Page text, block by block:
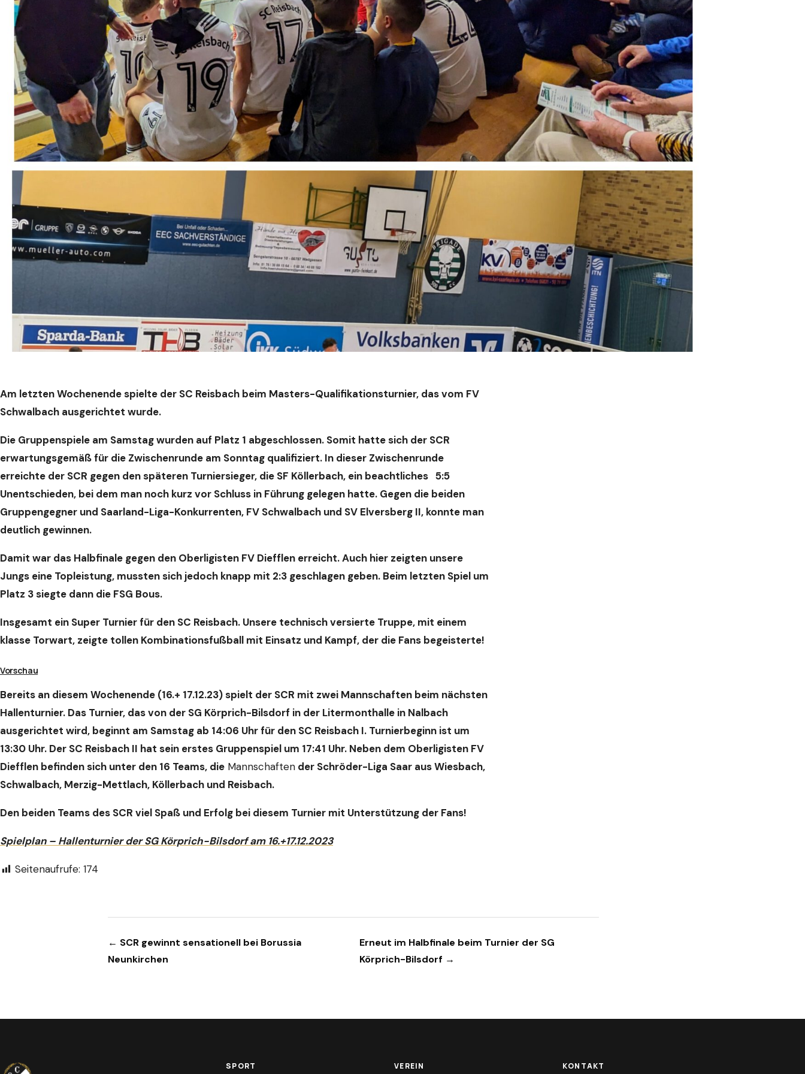
Am letzten Wochenende spielte der SC Reisbach beim Masters-Qualifikationsturnier, das vom FV
Schwalbach ausgerichtet wurde.
Die Gruppenspiele am Samstag wurden auf Platz 1 abgeschlossen. Somit hatte sich der SCR
erwartungsgemäß für die Zwischenrunde am Sonntag qualifiziert. In dieser Zwischenrunde
erreichte der SCR gegen den späteren Turniersieger, die SF Köllerbach, ein beachtliches 5:5
Unentschieden, bei dem man noch kurz vor Schluss in Führung gelegen hatte. Gegen die beiden
Gruppengegner und Saarland-Liga-Konkurrenten, FV Schwalbach und SV Elversberg II, konnte man
deutlich gewinnen.
Damit war das Halbfinale gegen den Oberligisten FV Diefflen erreicht. Auch hier zeigten unsere
Jungs eine Topleistung, mussten sich jedoch knapp mit 2:3 geschlagen geben. Beim letzten Spiel um
Platz 3 siegte dann die FSG Bous.
Insgesamt ein Super Turnier für den SC Reisbach. Unsere technisch versierte Truppe, mit einem
klasse Torwart, zeigte tollen Kombinationsfußball mit Einsatz und Kampf, der die Fans begeisterte!
Vorschau
Bereits an diesem Wochenende (16.+ 17.12.23) spielt der SCR mit zwei Mannschaften beim nächsten
Hallenturnier. Das Turnier, das von der SG Körprich-Bilsdorf in der Litermonthalle in Nalbach
ausgerichtet wird, beginnt am Samstag ab 14:06 Uhr für den SC Reisbach I. Turnierbeginn ist um
13:30 Uhr. Der SC Reisbach II hat sein erstes Gruppenspiel um 17:41 Uhr. Neben dem Oberligisten FV
Diefflen befinden sich unter den 16 Teams, die Mannschaften der Schröder-Liga Saar aus Wiesbach,
Schwalbach, Merzig-Mettlach, Köllerbach und Reisbach.
Den beiden Teams des SCR viel Spaß und Erfolg bei diesem Turnier mit Unterstützung der Fans!
Spielplan – Hallenturnier der SG Körprich-Bilsdorf am 16.+17.12.2023
Seitenaufrufe: 174
Beitragsnavigation
← SCR gewinnt sensationell bei Borussia
Neunkirchen
Erneut im Halbfinale beim Turnier der SG
Körprich-Bilsdorf →
SPORT VEREIN KONTAKT